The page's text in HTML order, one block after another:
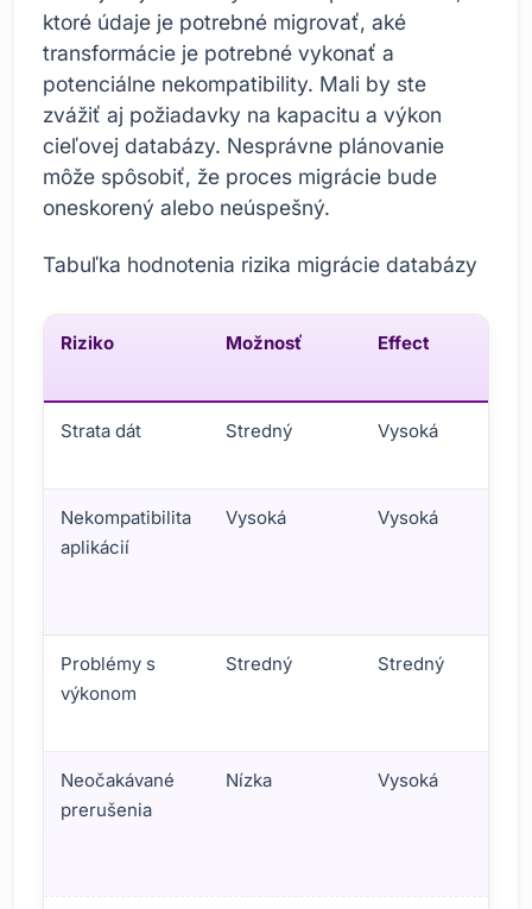
ktoré údaje je potrebné migrovať, aké
transformácie je potrebné vykonať a
potenciálne nekompatibility. Mali by ste
zvážiť aj požiadavky na kapacitu a výkon
cieľovej databázy. Nesprávne plánovanie
môže spôsobiť, že proces migrácie bude
oneskorený alebo neúspešný.
Tabuľka hodnotenia rizika migrácie databázy
Riziko Možnosť Effect
Strata dát Stredný Vysoká
Nekompatibilita
aplikácií
Vysoká Vysoká
Problémy s
výkonom
Stredný Stredný
Neočakávané
prerušenia
Nízka Vysoká